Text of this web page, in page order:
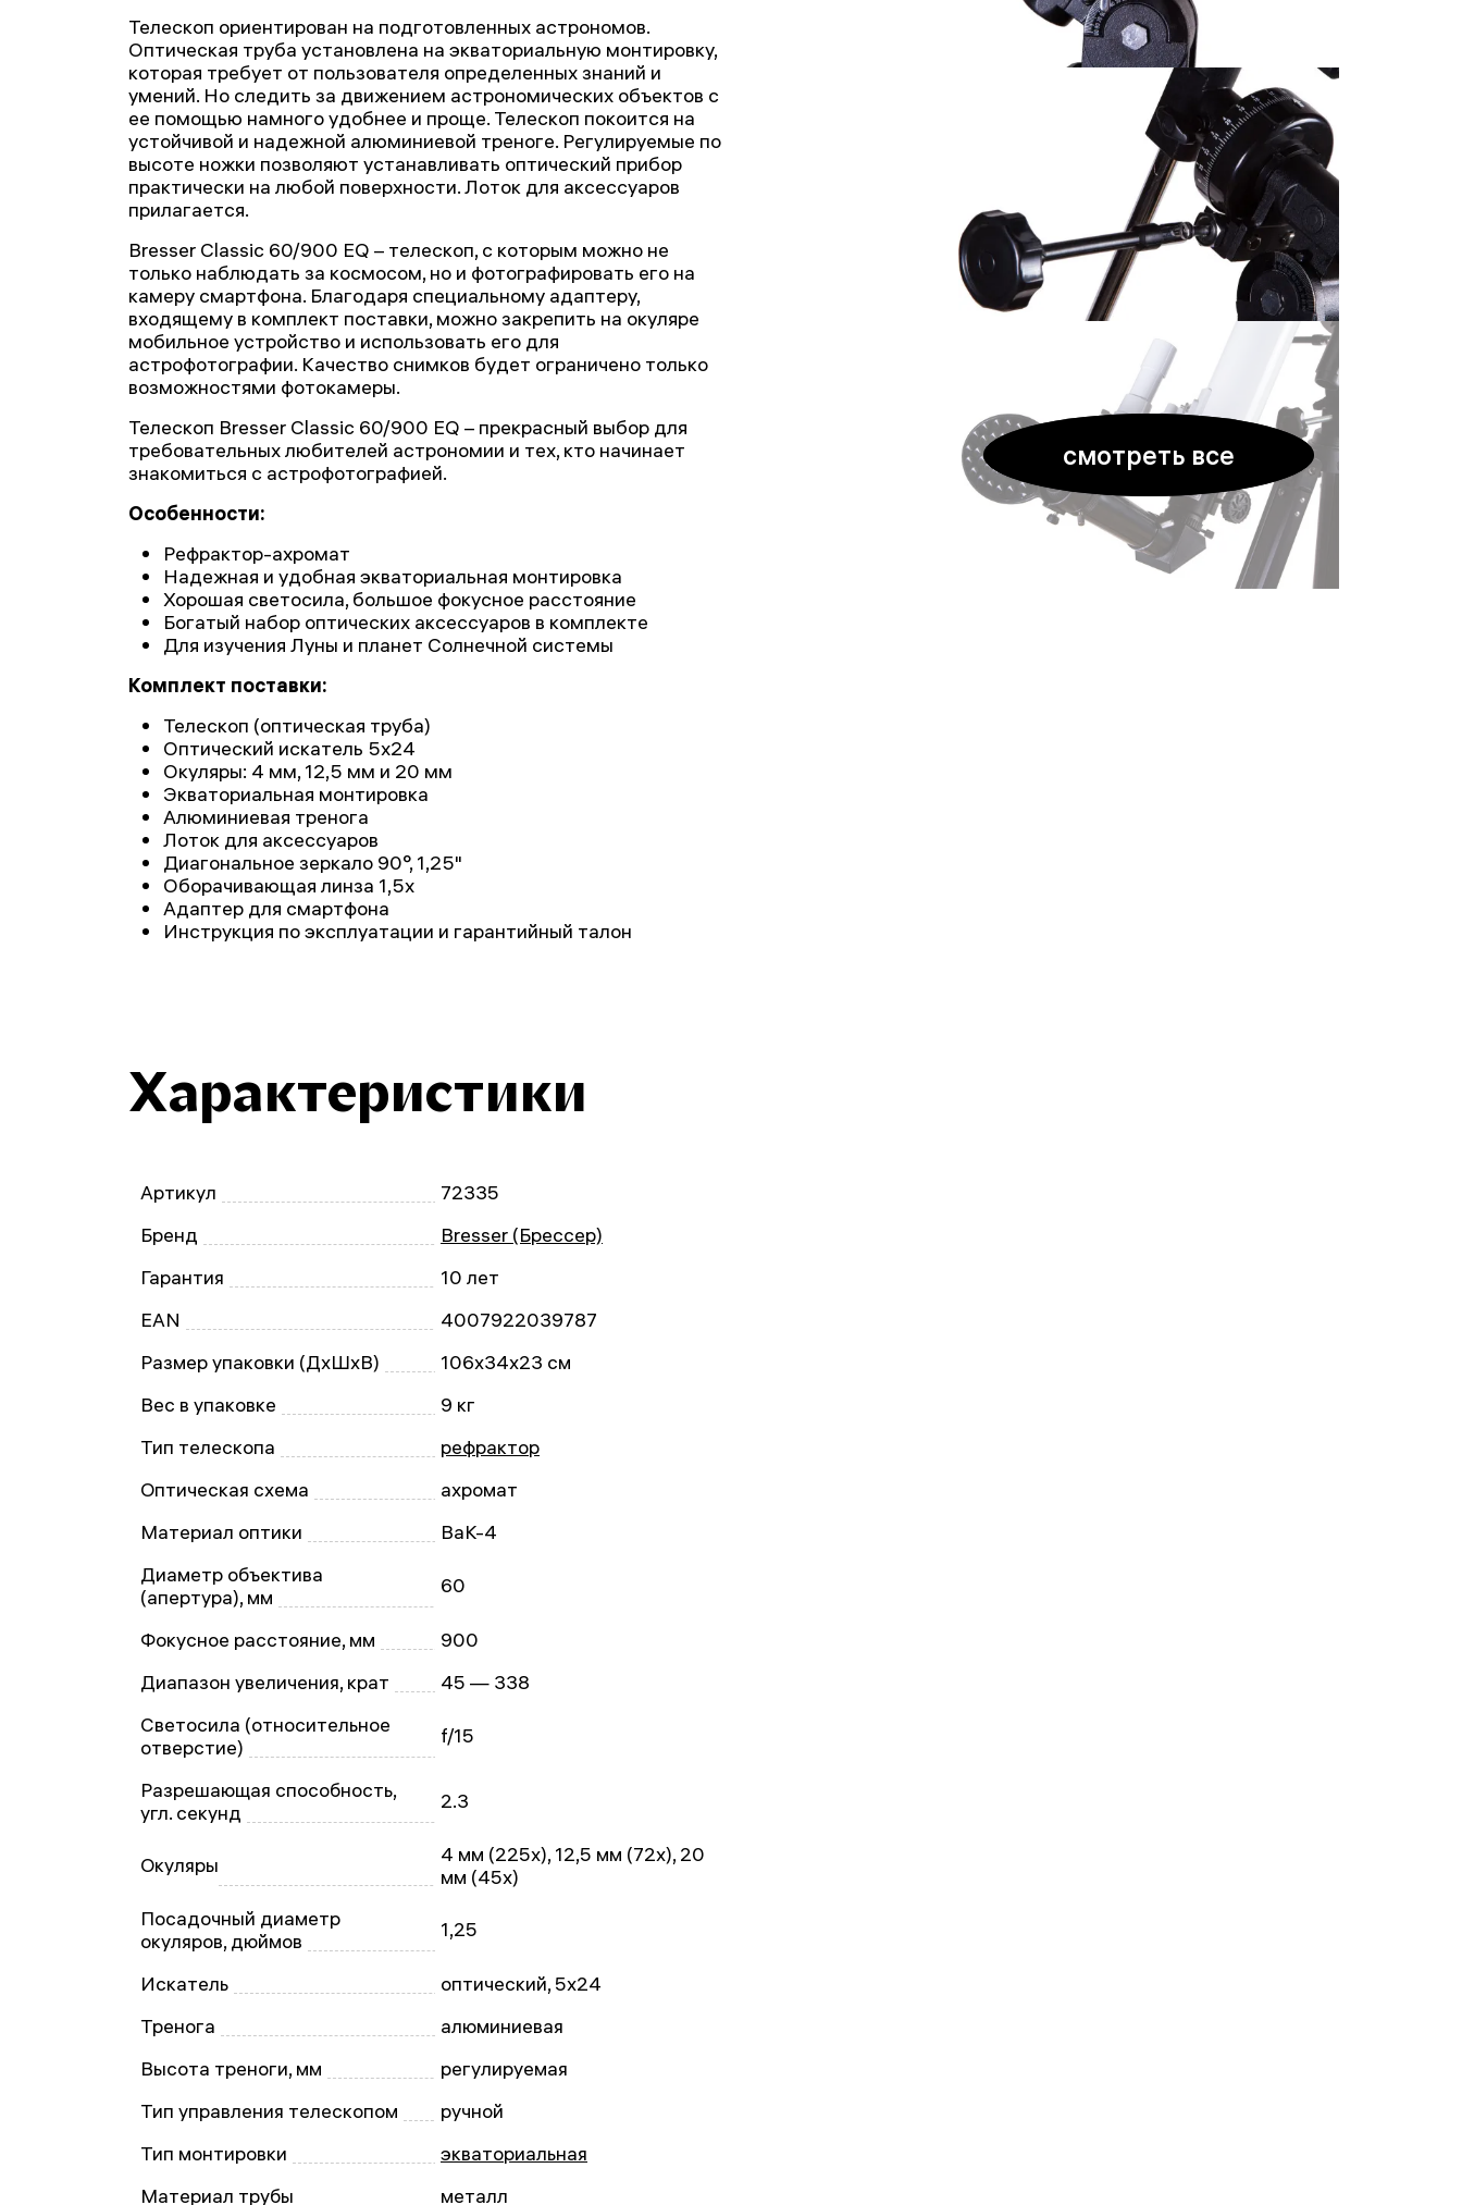
смотреть все
Телескоп ориентирован на подготовленных астрономов.
Оптическая труба установлена на экваториальную монтировку,
которая требует от пользователя определенных знаний и
умений. Но следить за движением астрономических объектов с
ее помощью намного удобнее и проще. Телескоп покоится на
устойчивой и надежной алюминиевой треноге. Регулируемые по
высоте ножки позволяют устанавливать оптический прибор
практически на любой поверхности. Лоток для аксессуаров
прилагается.
Bresser Classic 60/900 EQ – телескоп, с которым можно не
только наблюдать за космосом, но и фотографировать его на
камеру смартфона. Благодаря специальному адаптеру,
входящему в комплект поставки, можно закрепить на окуляре
мобильное устройство и использовать его для
астрофотографии. Качество снимков будет ограничено только
возможностями фотокамеры.
Телескоп Bresser Classic 60/900 EQ – прекрасный выбор для
требовательных любителей астрономии и тех, кто начинает
знакомиться с астрофотографией.
Особенности:
Рефрактор-ахромат
Надежная и удобная экваториальная монтировка
Хорошая светосила, большое фокусное расстояние
Богатый набор оптических аксессуаров в комплекте
Для изучения Луны и планет Солнечной системы
Комплект поставки:
Телескоп (оптическая труба)
Оптический искатель 5х24
Окуляры: 4 мм, 12,5 мм и 20 мм
Экваториальная монтировка
Алюминиевая тренога
Лоток для аксессуаров
Диагональное зеркало 90°, 1,25"
Оборачивающая линза 1,5х
Адаптер для смартфона
Инструкция по эксплуатации и гарантийный талон
Характеристики
Артикул
72335
Бренд
Bresser (Брессер)
Гарантия
10 лет
EAN
4007922039787
Размер упаковки (ДxШxВ)
106x34x23 см
Вес в упаковке
9 кг
Тип телескопа
рефрактор
Оптическая схема
ахромат
Материал оптики
BaK-4
Диаметр объектива
(апертура), мм
60
Фокусное расстояние, мм
900
Диапазон увеличения, крат
45 — 338
Светосила (относительное
отверстие)
f/15
Разрешающая способность,
угл. секунд
2.3
Окуляры
4 мм (225x), 12,5 мм (72x), 20
мм (45x)
Посадочный диаметр
окуляров, дюймов
1,25
Искатель
оптический, 5x24
Тренога
алюминиевая
Высота треноги, мм
регулируемая
Тип управления телескопом
ручной
Тип монтировки
экваториальная
Материал трубы
металл